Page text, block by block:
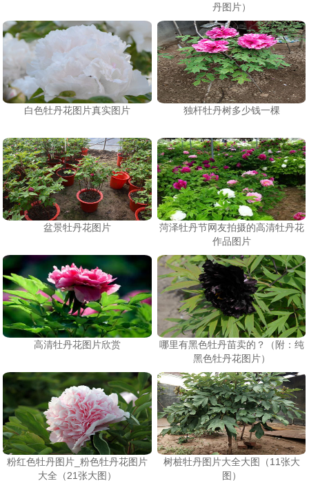
丹图片）
白色牡丹花图片真实图片 独杆牡丹树多少钱一棵
盆景牡丹花图片
菏泽牡丹节网友拍摄的高清牡丹花
作品图片
高清牡丹花图片欣赏
哪里有黑色牡丹苗卖的？（附：纯
黑色牡丹花图片）
粉红色牡丹图片_粉色牡丹花图片
大全（21张大图）
树桩牡丹图片大全大图（11张大
图）